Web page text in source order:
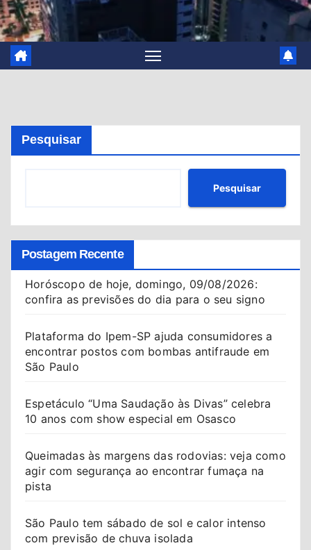
Pesquisar
Pesquisar
Postagem Recente
Horóscopo de hoje, domingo, 09/08/2026:
confira as previsões do dia para o seu signo
Plataforma do Ipem-SP ajuda consumidores a
encontrar postos com bombas antifraude em
São Paulo
Espetáculo “Uma Saudação às Divas” celebra
10 anos com show especial em Osasco
Queimadas às margens das rodovias: veja como
agir com segurança ao encontrar fumaça na
pista
São Paulo tem sábado de sol e calor intenso
com previsão de chuva isolada